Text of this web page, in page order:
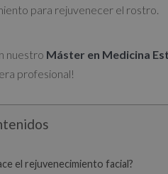
para rejuvenecer el rostro.
nuestro Máster en Medicina
profesional!
el rejuvenecimiento facial?